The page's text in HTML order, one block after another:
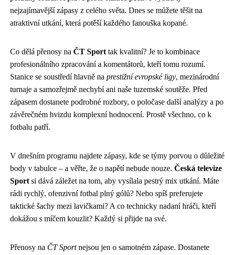
nejzajímavější zápasy z celého světa. Dnes se můžete těšit na
atraktivní utkání, která potěší každého fanouška kopané.
Co dělá přenosy na ČT Sport tak kvalitní? Je to kombinace
profesionálního zpracování a komentátorů, kteří tomu rozumí.
Stanice se soustředí hlavně na prestižní evropské ligy, mezinárodní
turnaje a samozřejmě nechybí ani naše tuzemské soutěže. Před
zápasem dostanete podrobné rozbory, o poločase další analýzy a po
závěrečném hvizdu komplexní hodnocení. Prostě všechno, co k
fotbalu patří.
V dnešním programu najdete zápasy, kde se týmy porvou o důležité
body v tabulce – a věřte, že o napětí nebude nouze. Česká televize
Sport si dává záležet na tom, aby vysílala pestrý mix utkání. Máte
rádi rychlý, ofenzivní fotbal plný gólů? Nebo spíš preferujete
taktické šachy mezi lavičkami? A co technicky nadaní hráči, kteří
dokážou s míčem kouzlit? Každý si přijde na své.
Přenosy na ČT Sportnejsou jen o samotném zápase. Dostanete